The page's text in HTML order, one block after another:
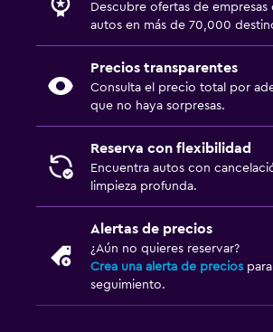
Descubre ofertas de
autos en más de 70,000
Precios transparentes
Consulta el precio total por
que no haya sorpresas.
Reserva con flexibilidad
Encuentra autos con
limpieza profunda.
Alertas de precios
¿Aún no quieres reservar?
Crea una alerta de precios
seguimiento.